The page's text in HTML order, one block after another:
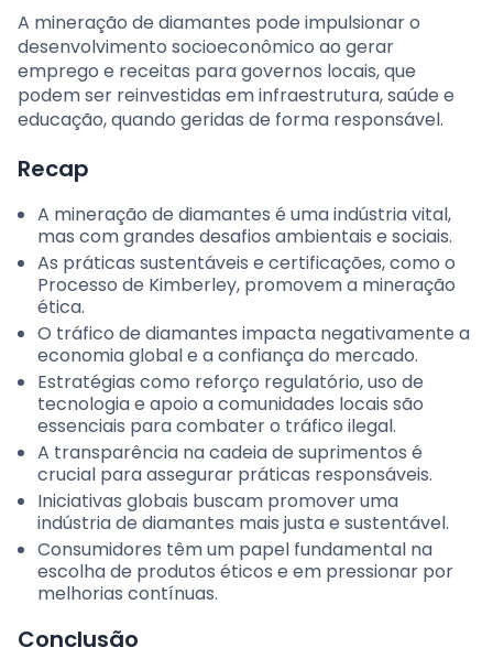
A mineração de diamantes pode impulsionar o
desenvolvimento socioeconômico ao gerar
emprego e receitas para governos locais, que
podem ser reinvestidas em infraestrutura, saúde e
educação, quando geridas de forma responsável.
Recap
A mineração de diamantes é uma indústria vital,
mas com grandes desafios ambientais e sociais.
As práticas sustentáveis e certificações, como o
Processo de Kimberley, promovem a mineração
ética.
O tráfico de diamantes impacta negativamente a
economia global e a confiança do mercado.
Estratégias como reforço regulatório, uso de
tecnologia e apoio a comunidades locais são
essenciais para combater o tráfico ilegal.
A transparência na cadeia de suprimentos é
crucial para assegurar práticas responsáveis.
Iniciativas globais buscam promover uma
indústria de diamantes mais justa e sustentável.
Consumidores têm um papel fundamental na
escolha de produtos éticos e em pressionar por
melhorias contínuas.
Conclusão